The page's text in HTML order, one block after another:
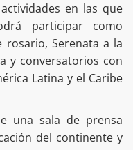
en las que
participar como
rosario, Serenata a la
y conversatorios con
Latina y el Caribe
una sala de prensa
del continente y